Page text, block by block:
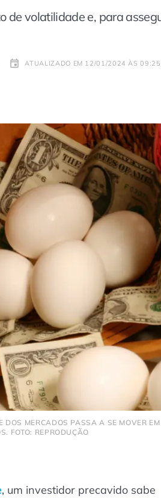
de volatilidade e, para
ATUALIZADO EM 12/01/2024 ÀS 09:25
DOS MERCADOS PASSA A SE MOVER
FOTO: REPRODUÇÃO
, um investidor precavido sabe